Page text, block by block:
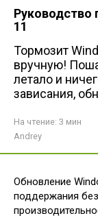
Руководство
11
Тормозит
вручную!
летало и
зависания,
На чтение: 3 мин
Andrey
Обновление
поддержания